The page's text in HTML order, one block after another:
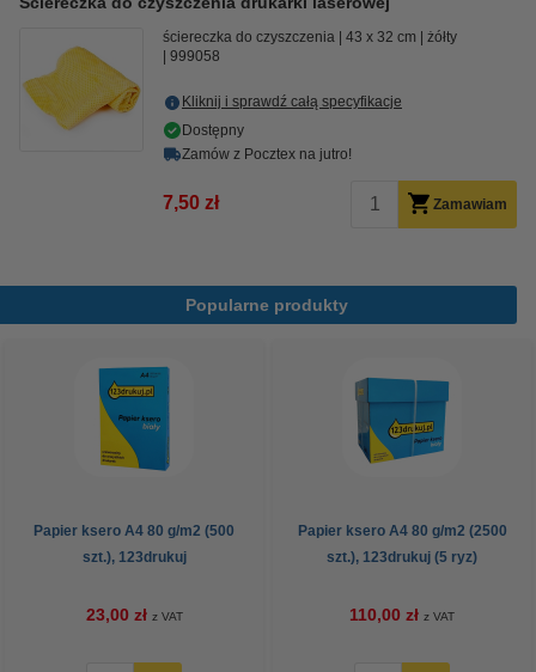
ściereczka do czyszczenia 43 x 32 cm
żółty
999058
Kliknij i sprawdź całą specyfikacje
Dostępny
Zamów z Pocztex na jutro!
7,50 zł Zamawiam
Popularne produkty
Papier ksero A4 80 g/m2 (500
szt.), 123drukuj
23,00 zł z VAT
Papier ksero A4 80 g/m2 (2500
szt.), 123drukuj (5 ryz)
110,00 zł z VAT